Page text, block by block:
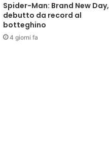
Spider-Man: Brand New Day,
debutto da record al
botteghino
4 giorni fa